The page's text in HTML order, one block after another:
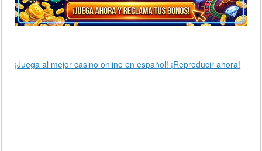
¡Juega al mejor casino online en español! ¡Reproducir ahora!